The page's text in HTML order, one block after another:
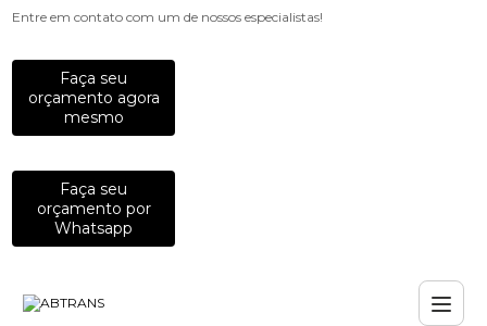
Entre em contato com um de nossos especialistas!
Faça seu
orçamento agora
mesmo
Faça seu
orçamento por
Whatsapp